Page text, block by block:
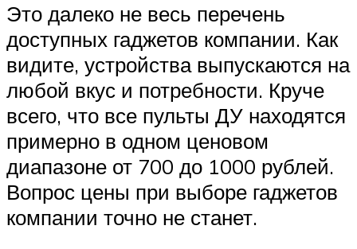
Это далеко не весь перечень
доступных гаджетов компании. Как
видите, устройства выпускаются на
любой вкус и потребности. Круче
всего, что все пульты ДУ находятся
примерно в одном ценовом
диапазоне от 700 до 1000 рублей.
Вопрос цены при выборе гаджетов
компании точно не станет.